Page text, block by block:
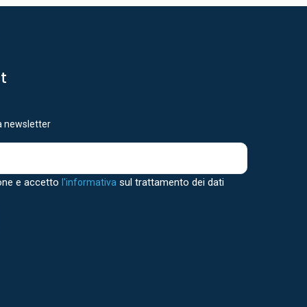
newsletter
e accetto l'informativa sul trattamento dei dati